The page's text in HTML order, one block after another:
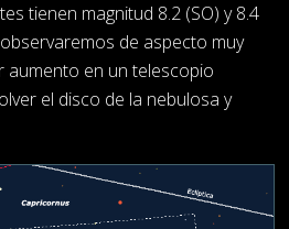
tienen magnitud 8.2 (SO) y 8.4
de aspecto muy
aumento en un telescopio
el disco de la nebulosa y